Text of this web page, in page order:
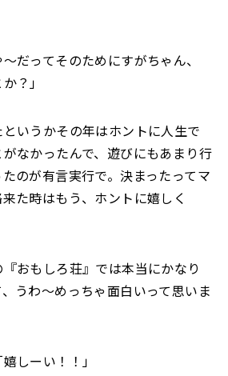
～だってそのためにすがちゃん、
？」
というかその年はホントに人生で
なかったんで、遊びにもあまり行
のが有言実行で。決まったってマ
た時はもう、ホントに嬉しく
『おもしろ荘』では本当にかなり
うわ～めっちゃ面白いって思いま
嬉しーい！！」